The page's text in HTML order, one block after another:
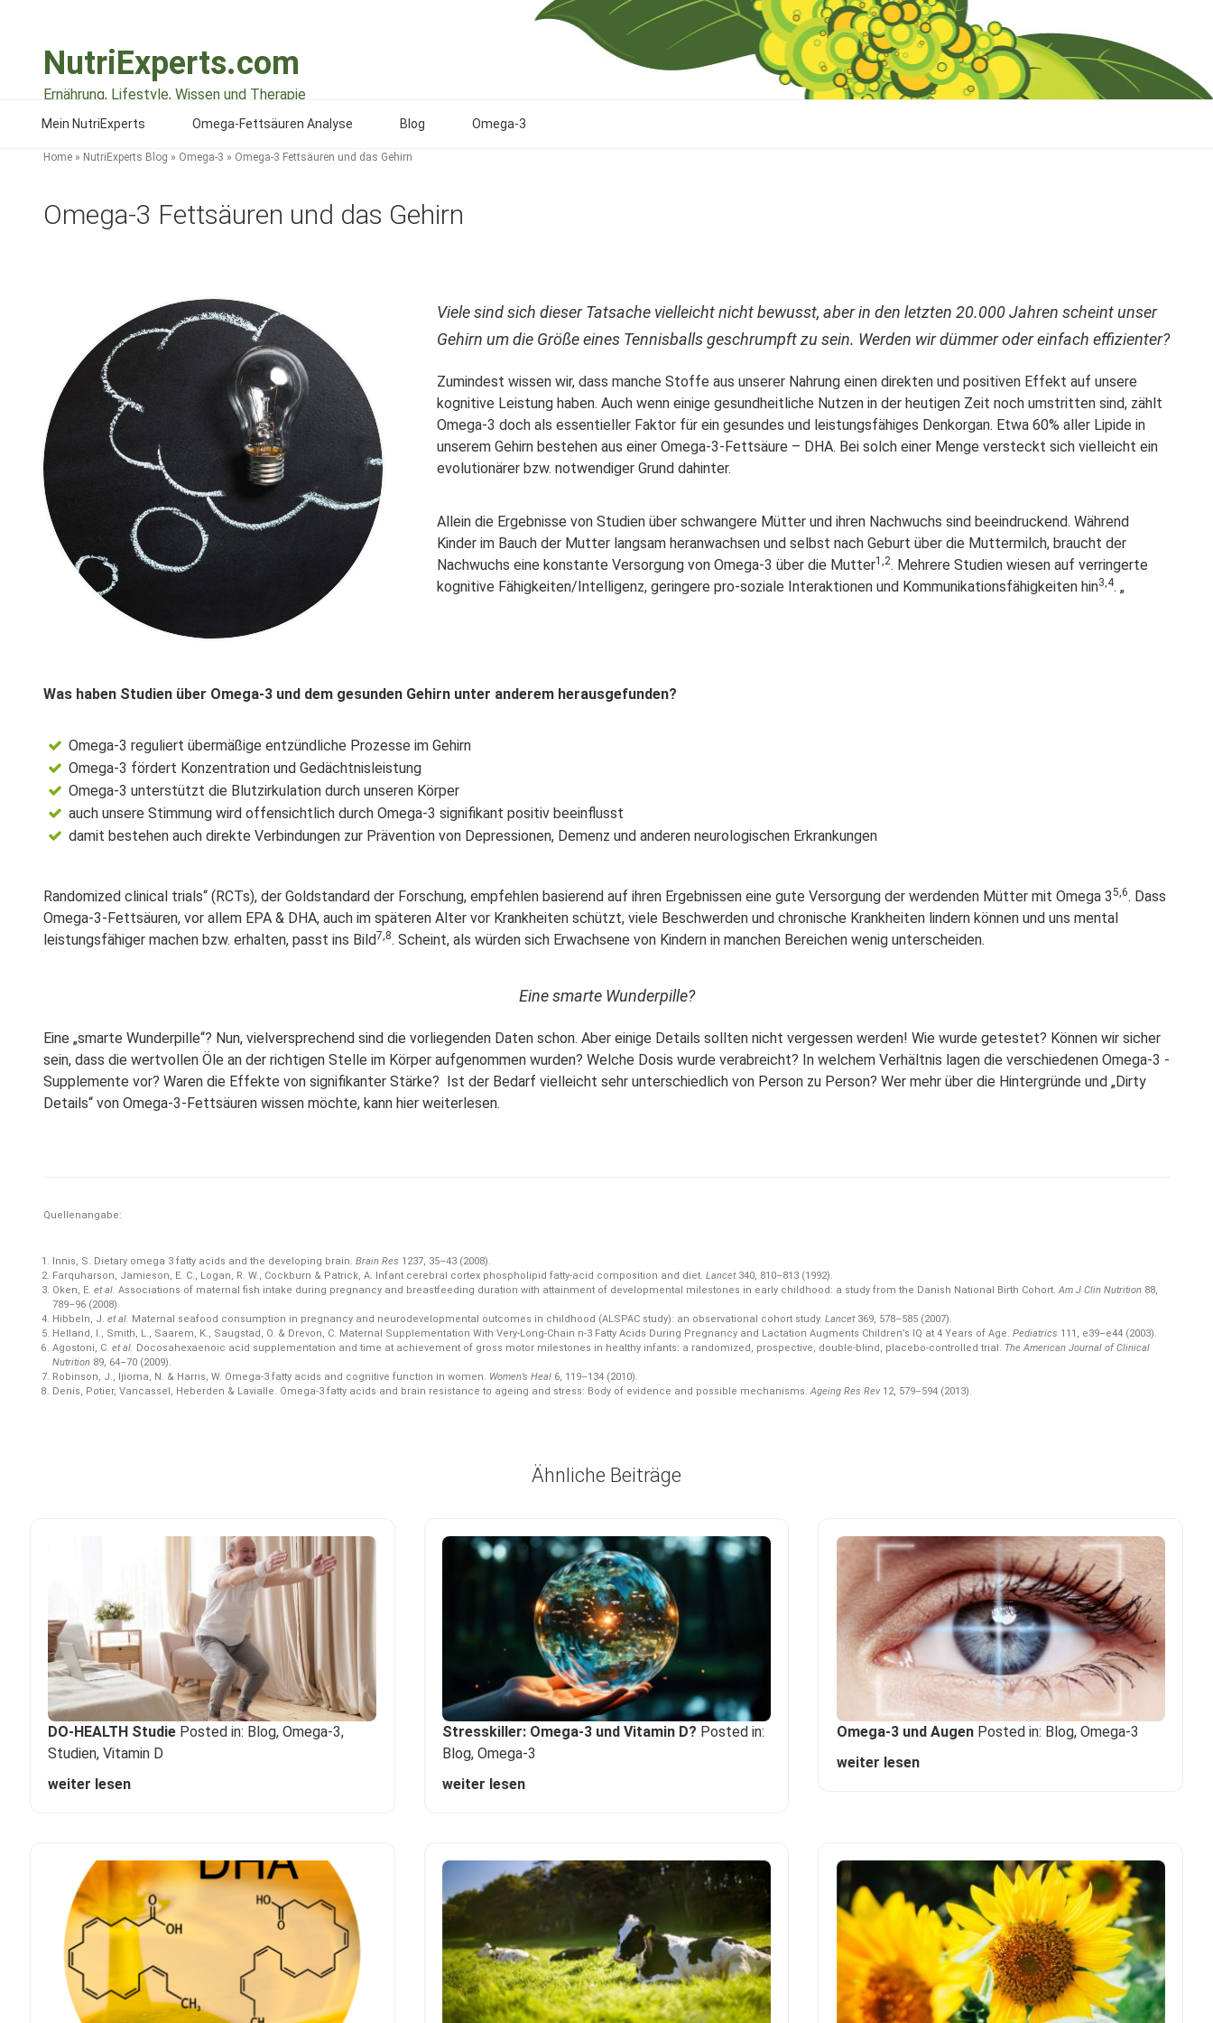
springenNutriExperts.com
Ernährung, Lifestyle, Wissen und Therapie
Mein NutriExperts Omega-Fettsäuren Analyse Blog Omega-3
Home » NutriExperts Blog » Omega-3 » Omega-3 Fettsäuren und das Gehirn
Omega-3 Fettsäuren und das Gehirn
Viele sind sich dieser Tatsache vielleicht nicht bewusst, aber in den letzten 20.000 Jahren scheint unser
Gehirn um die Größe eines Tennisballs geschrumpft zu sein. Werden wir dümmer oder einfach effizienter?
Zumindest wissen wir, dass manche Stoffe aus unserer Nahrung einen direkten und positiven Effekt auf unsere
kognitive Leistung haben. Auch wenn einige gesundheitliche Nutzen in der heutigen Zeit noch umstritten sind, zählt
Omega-3 doch als essentieller Faktor für ein gesundes und leistungsfähiges Denkorgan. Etwa 60% aller Lipide in
unserem Gehirn bestehen aus einer Omega-3-Fettsäure – DHA. Bei solch einer Menge versteckt sich vielleicht ein
evolutionärer bzw. notwendiger Grund dahinter.
Allein die Ergebnisse von Studien über schwangere Mütter und ihren Nachwuchs sind beeindruckend. Während
Kinder im Bauch der Mutter langsam heranwachsen und selbst nach Geburt über die Muttermilch, braucht der
Nachwuchs eine konstante Versorgung von Omega-3 über die Mutter1,2. Mehrere Studien wiesen auf verringerte
kognitive Fähigkeiten/Intelligenz, geringere pro-soziale Interaktionen und Kommunikationsfähigkeiten hin3,4. „
Was haben Studien über Omega-3 und dem gesunden Gehirn unter anderem herausgefunden?
Omega-3 reguliert übermäßige entzündliche Prozesse im Gehirn
Omega-3 fördert Konzentration und Gedächtnisleistung
Omega-3 unterstützt die Blutzirkulation durch unseren Körper
auch unsere Stimmung wird offensichtlich durch Omega-3 signifikant positiv beeinflusst
damit bestehen auch direkte Verbindungen zur Prävention von Depressionen, Demenz und anderen neurologischen Erkrankungen
Randomized clinical trials“ (RCTs), der Goldstandard der Forschung, empfehlen basierend auf ihren Ergebnissen eine gute Versorgung der werdenden Mütter mit Omega 35,6. Dass
Omega-3-Fettsäuren, vor allem EPA & DHA, auch im späteren Alter vor Krankheiten schützt, viele Beschwerden und chronische Krankheiten lindern können und uns mental
leistungsfähiger machen bzw. erhalten, passt ins Bild7,8. Scheint, als würden sich Erwachsene von Kindern in manchen Bereichen wenig unterscheiden.
Eine smarte Wunderpille?
Eine „smarte Wunderpille“? Nun, vielversprechend sind die vorliegenden Daten schon. Aber einige Details sollten nicht vergessen werden! Wie wurde getestet? Können wir sicher
sein, dass die wertvollen Öle an der richtigen Stelle im Körper aufgenommen wurden? Welche Dosis wurde verabreicht? In welchem Verhältnis lagen die verschiedenen Omega-3 -
Supplemente vor? Waren die Effekte von signifikanter Stärke? Ist der Bedarf vielleicht sehr unterschiedlich von Person zu Person? Wer mehr über die Hintergründe und „Dirty
Details“ von Omega-3-Fettsäuren wissen möchte, kann hier weiterlesen.
Quellenangabe:
Innis, S. Dietary omega 3 fatty acids and the developing brain. Brain Res 1237, 35–43 (2008).
Farquharson, Jamieson, E. C., Logan, R. W., Cockburn & Patrick, A. Infant cerebral cortex phospholipid fatty-acid composition and diet. Lancet 340, 810–813 (1992).
Oken, E. et al. Associations of maternal fish intake during pregnancy and breastfeeding duration with attainment of developmental milestones in early childhood: a study from the Danish National Birth Cohort.Am J Clin Nutrition 88,
789–96 (2008).
Hibbeln, J. et al. Maternal seafood consumption in pregnancy and neurodevelopmental outcomes in childhood (ALSPAC study): an observational cohort study. Lancet 369, 578–585 (2007).
Helland, I., Smith, L., Saarem, K., Saugstad, O. & Drevon, C. Maternal Supplementation With Very-Long-Chain n-3 Fatty Acids During Pregnancy and Lactation Augments Children’s IQ at 4 Years of Age. Pediatrics 111, e39–e44 (2003).
Agostoni, C. et al. Docosahexaenoic acid supplementation and time at achievement of gross motor milestones in healthy infants: a randomized, prospective, double-blind, placebo-controlled trial. The American Journal of Clinical
Nutrition 89, 64–70 (2009).
Robinson, J., Ijioma, N. & Harris, W. Omega-3 fatty acids and cognitive function in women. Women’s Heal 6, 119–134 (2010).
Denis, Potier, Vancassel, Heberden & Lavialle. Omega-3 fatty acids and brain resistance to ageing and stress: Body of evidence and possible mechanisms.Ageing Res Rev 12, 579–594 (2013).
Ähnliche Beiträge
DO-HEALTH Studie Posted in: Blog,Omega-3,
Studien,Vitamin D
weiter lesen
Stresskiller: Omega-3 und Vitamin D? Posted in:
Blog, Omega-3
weiter lesen
Omega-3 und Augen Posted in: Blog, Omega-3
weiter lesen